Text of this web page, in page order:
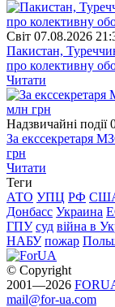
Свiт 07.08.2026
Пакистан,
про колективну
Читати
Надзвичайні події
За екссекретаря
грн
Читати
Теги
АТО УПЦ РФ
Донбасс Украина
ГПУ суд війна в
НАБУ пожар
© Copyright
2001—2026
mail@for-ua.com